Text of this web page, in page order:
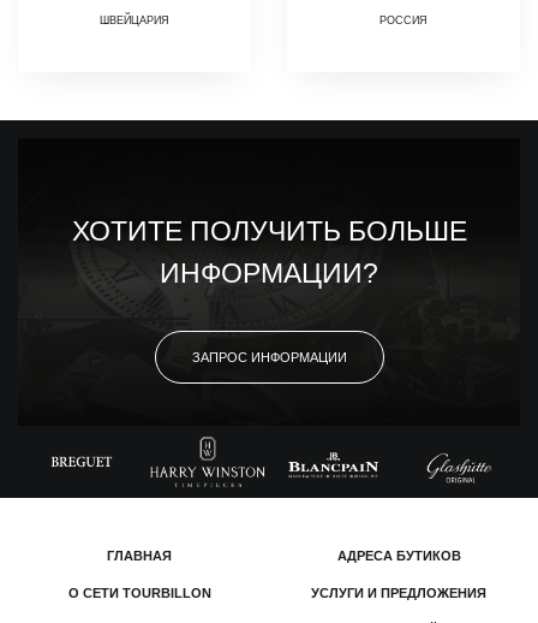
ШВЕЙЦАРИЯ РОССИЯ
ХОТИТЕ ПОЛУЧИТЬ БОЛЬШЕ
ИНФОРМАЦИИ?
ЗАПРОС ИНФОРМАЦИИ
ГЛАВНАЯ
О СЕТИ TOURBILLON
АДРЕСА БУТИКОВ
УСЛУГИ И ПРЕДЛОЖЕНИЯ